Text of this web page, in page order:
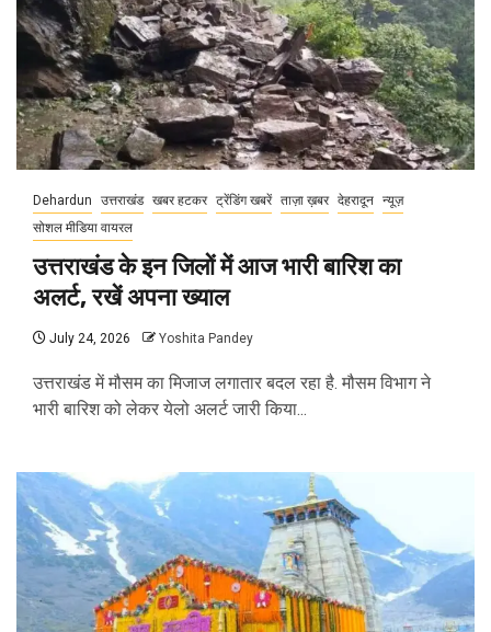
Dehardun उत्तराखंड खबर हटकर ट्रेंडिंग खबरें ताज़ा ख़बर देहरादून न्यूज़
सोशल मीडिया वायरल
उत्तराखंड के इन जिलों में आज भारी बारिश का
अलर्ट, रखें अपना ख्याल
July 24, 2026 Yoshita Pandey
उत्तराखंड में मौसम का मिजाज लगातार बदल रहा है. मौसम विभाग ने
भारी बारिश को लेकर येलो अलर्ट जारी किया...